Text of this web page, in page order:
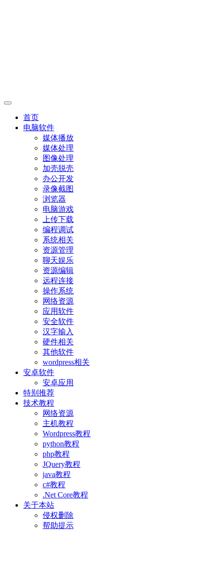
首页
电脑软件
媒体播放
媒体处理
图像处理
加壳脱壳
办公开发
录像截图
浏览器
电脑游戏
上传下载
编程调试
系统相关
资源管理
聊天娱乐
资源编辑
远程连接
操作系统
网络资源
应用软件
安全软件
汉字输入
硬件相关
其他软件
wordpress相关
安卓软件
安卓应用
特别推荐
技术教程
网络资源
主机教程
Wordpress教程
python教程
php教程
JQuery教程
java教程
c#教程
.Net Core教程
关于本站
侵权删除
帮助提示